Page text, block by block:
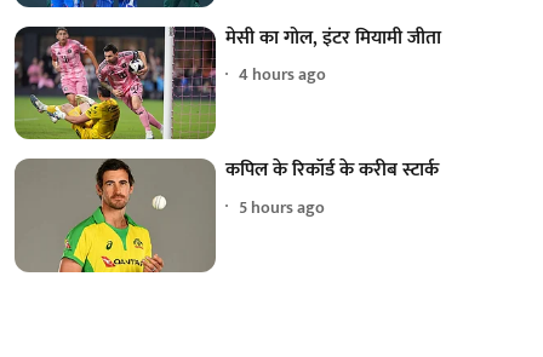
मेसी का गोल, इंटर मियामी जीता
4 hours ago
कपिल के रिकॉर्ड के करीब स्टार्क
5 hours ago